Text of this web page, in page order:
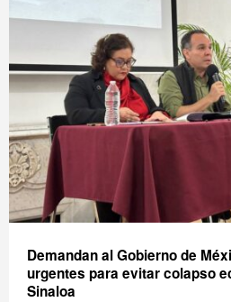
Demandan al Gobierno de
urgentes para evitar colapso
Sinaloa